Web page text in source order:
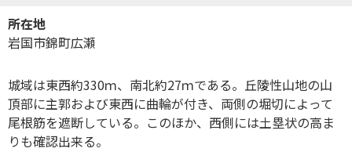
所在地
岩国市錦町広瀬
城域は東西約330ｍ、南北約27ｍである。丘陵性山地の山
頂部に主郭および東西に曲輪が付き、両側の堀切によって
尾根筋を遮断している。このほか、西側には土塁状の高ま
りも確認出来る。